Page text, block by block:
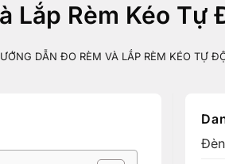
Lắp Rèm Kéo Tự
DẪN ĐO RÈM VÀ LẮP RÈM KÉO TỰ